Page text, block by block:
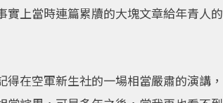
上當時連篇累牘的大塊文章給年青人的
在空軍新生社的一場相當嚴肅的演講，